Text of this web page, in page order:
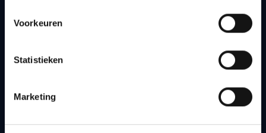
Voorkeuren
Statistieken
Marketing
Bereikbaarheid